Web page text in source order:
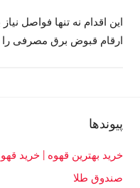
این اقدام نه تنها فواصل
ارقام قبوض برق مصرفی را
ا
ر
پیوندها
خرید بهترین قهوه | خرید
صندوق طلا